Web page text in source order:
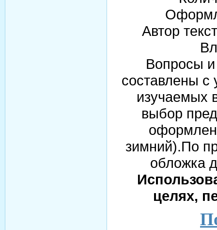
Автор
Вопросы и
составлены с
изучаемых
выбор
зимний).По
обложка
целях,